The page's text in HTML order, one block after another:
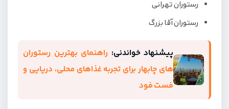
رستوران تهرانی
رستوران آقا بزرگ
پیشنهاد خواندنی: راهنمای بهترین رستوران‌
های چابهار برای تجربه غذاهای محلی، دریایی و
فست فود